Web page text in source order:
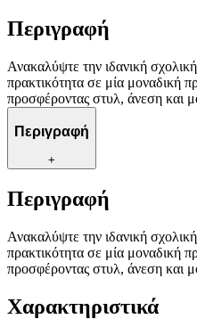
Περιγραφή
Ανακαλύψτε την ιδανική
πρακτικότητα σε μία μοναδική
προσφέροντας στυλ, άνεση και
Περιγραφή
+
Περιγραφή
Ανακαλύψτε την ιδανική
πρακτικότητα σε μία μοναδική
προσφέροντας στυλ, άνεση και
Χαρακτηριστικά